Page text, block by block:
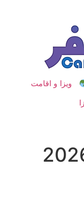
ویزا و اقامت
لاتاری 2026